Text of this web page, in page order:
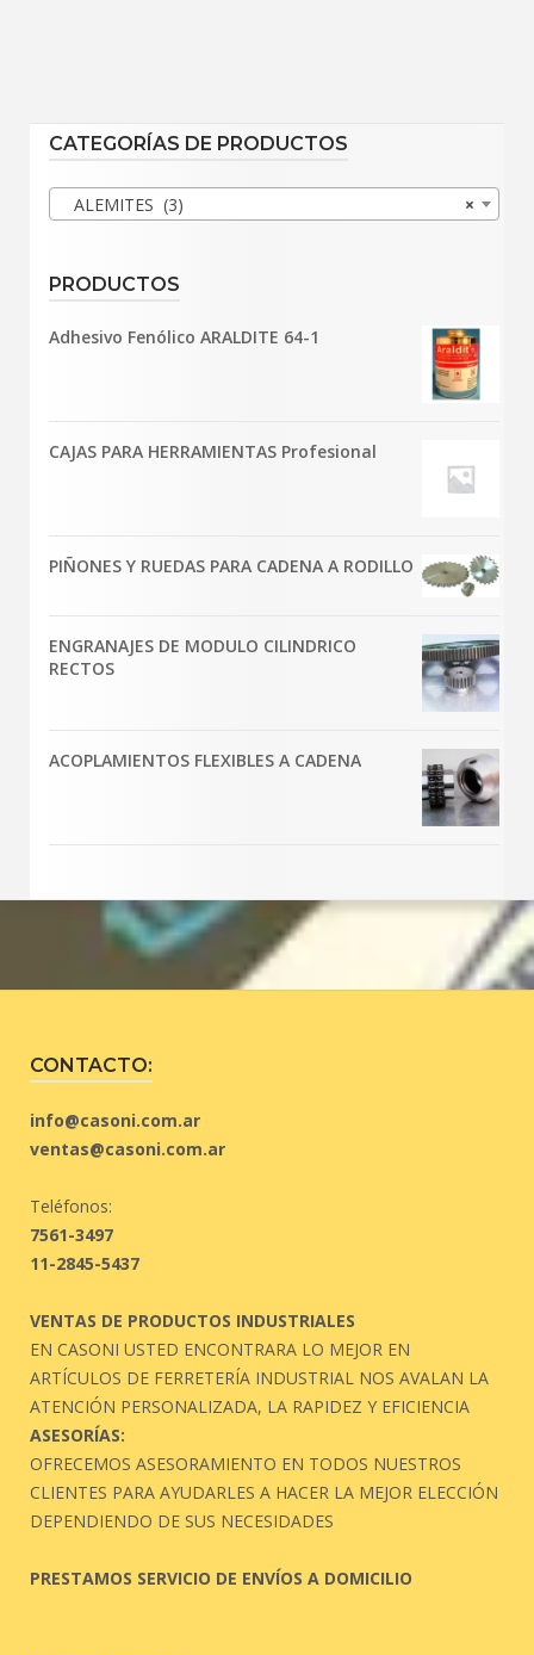
CATEGORÍAS DE PRODUCTOS
×
ALEMITES (3)
PRODUCTOS
Adhesivo Fenólico ARALDITE 64-1
CAJAS PARA HERRAMIENTAS Profesional
PIÑONES Y RUEDAS PARA CADENA A RODILLO
ENGRANAJES DE MODULO CILINDRICO
RECTOS
ACOPLAMIENTOS FLEXIBLES A CADENA
CONTACTO:
info@casoni.com.ar
ventas@casoni.com.ar
Teléfonos:
7561-3497
11-2845-5437
VENTAS DE PRODUCTOS INDUSTRIALES
EN CASONI USTED ENCONTRARA LO MEJOR EN
ARTÍCULOS DE FERRETERÍA INDUSTRIAL NOS AVALAN LA
ATENCIÓN PERSONALIZADA, LA RAPIDEZ Y EFICIENCIA
ASESORÍAS:
OFRECEMOS ASESORAMIENTO EN TODOS NUESTROS
CLIENTES PARA AYUDARLES A HACER LA MEJOR ELECCIÓN
DEPENDIENDO DE SUS NECESIDADES
PRESTAMOS SERVICIO DE ENVÍOS A DOMICILIO